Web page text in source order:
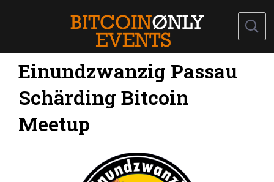
Einundzwanzig Passau
Schärding Bitcoin
Meetup